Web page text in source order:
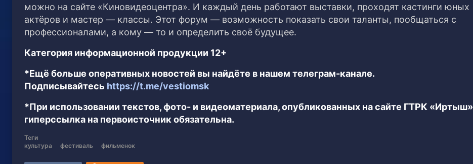
можно на сайте «Киновидеоцентра». И каждый день работают выставки, проходят кастинги юных
актёров и мастер — классы. Этот форум — возможность показать свои таланты, пообщаться с
профессионалами, а кому — то и определить своё будущее.
Категория информационной продукции 12+
*Ещё больше оперативных новостей вы найдёте в нашем телеграм-канале.
Подписывайтесь https://t.me/vestiomsk
*При использовании текстов, фото- и видеоматериала, опубликованных на сайте ГТРК
гиперссылка на первоисточник обязательна.
Теги
культура
фестиваль фильменок